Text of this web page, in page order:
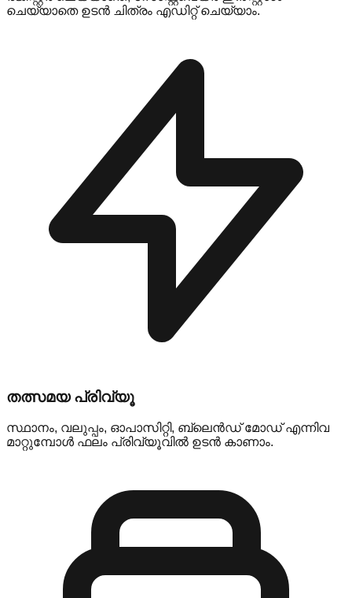
ചെയ്യാതെ ഉടൻ ചിത്രം എഡിറ്റ് ചെയ്യാം.
തത്സമയ പ്രിവ്യൂ
സ്ഥാനം, വലുപ്പം, ഓപാസിറ്റി, ബ്ലെൻഡ് മോഡ് എന്നിവ
മാറ്റുമ്പോൾ ഫലം പ്രിവ്യൂവിൽ ഉടൻ കാണാം.